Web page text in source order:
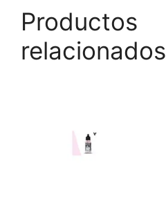
Productos
relacionados